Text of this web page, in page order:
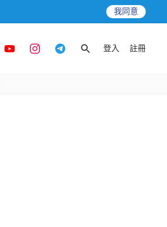
我同意
登入 註冊